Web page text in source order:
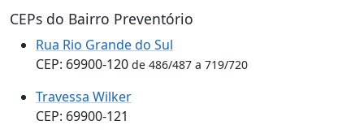
CEPs do Bairro Preventório
Rua Rio Grande do Sul
CEP: 69900-120 de 486/487 a 719/720
Travessa Wilker
CEP: 69900-121